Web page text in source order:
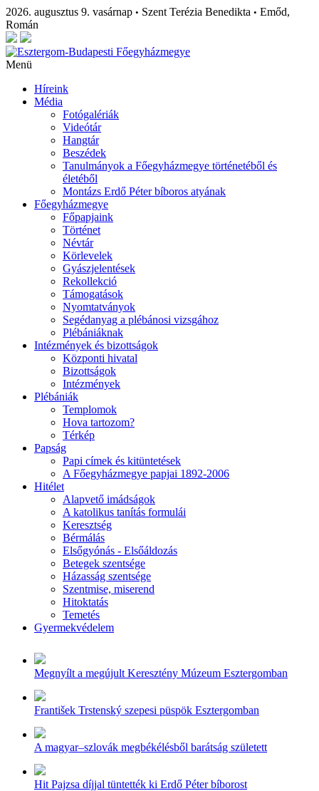
2026. augusztus 9. vasárnap • Szent Terézia Benedikta • Emőd,
Román
Menü
Híreink
Média
Fotógalériák
Videótár
Hangtár
Beszédek
Tanulmányok a Főegyházmegye történetéből és
életéből
Montázs Erdő Péter bíboros atyának
Főegyházmegye
Főpapjaink
Történet
Névtár
Körlevelek
Gyászjelentések
Rekollekció
Támogatások
Nyomtatványok
Segédanyag a plébánosi vizsgához
Plébániáknak
Intézmények és bizottságok
Központi hivatal
Bizottságok
Intézmények
Plébániák
Templomok
Hova tartozom?
Térkép
Papság
Papi címek és kitüntetések
A Főegyházmegye papjai 1892-2006
Hitélet
Alapvető imádságok
A katolikus tanítás formulái
Keresztség
Bérmálás
Elsőgyónás - Elsőáldozás
Betegek szentsége
Házasság szentsége
Szentmise, miserend
Hitoktatás
Temetés
Gyermekvédelem
Megnyílt a megújult Keresztény Múzeum Esztergomban
František Trstenský szepesi püspök Esztergomban
A magyar–szlovák megbékélésből barátság született
Hit Pajzsa díjjal tüntették ki Erdő Péter bíborost